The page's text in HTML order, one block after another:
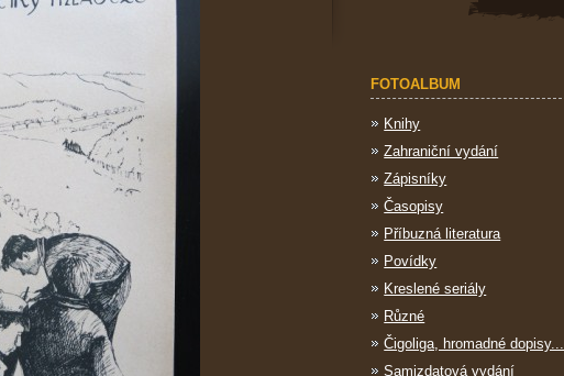
FOTOALBUM
Knihy
Zahraniční vydání
Zápisníky
Časopisy
Příbuzná literatura
Povídky
Kreslené seriály
Různé
Čigoliga, hromadné dopisy...
Samizdatová vydání